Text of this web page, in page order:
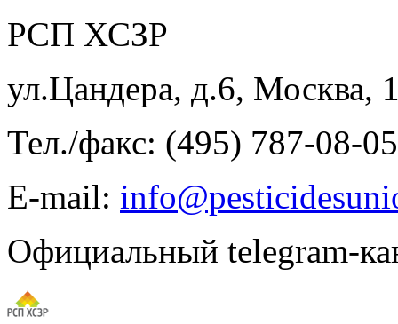
РСП ХСЗР
ул.Цандера, д.6, Москва,
Тел./факс: (495) 787-08-05
E-mail:
Официальный telegram-